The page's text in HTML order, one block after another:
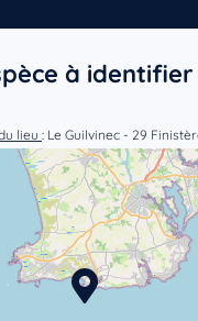
à identifier
lieu : Le Guilvinec - 29